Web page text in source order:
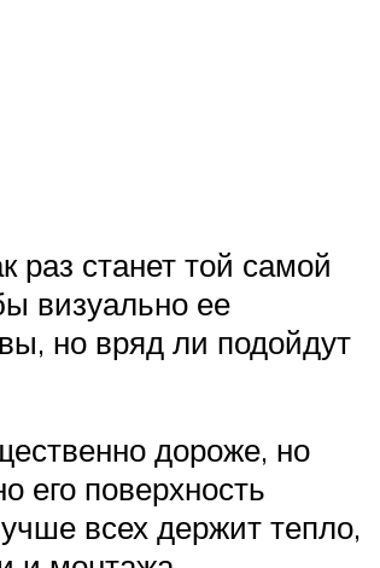
раз станет той самой
визуально ее
но вряд ли подойдут
дороже, но
его поверхность
всех держит тепло,